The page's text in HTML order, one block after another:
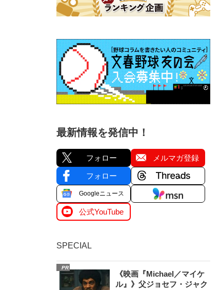
最新情報を発信中！
フォロー メルマガ登録
フォロー
Googleニュース
公式YouTube
SPECIAL
PR
《映画『Michael／マイケ
ル』》父ジョセフ・ジャク